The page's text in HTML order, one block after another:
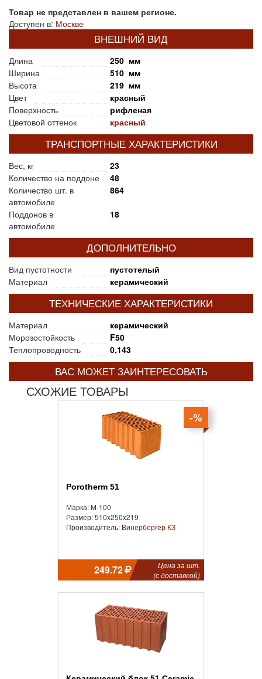
Товар не представлен в вашем регионе.
Доступен в: Москве
ВНЕШНИЙ ВИД
Длина
250 мм
Ширина
510 мм
Высота
219 мм
Цвет
красный
Поверхность
рифленая
Цветовой оттенок
красный
ТРАНСПОРТНЫЕ ХАРАКТЕРИСТИКИ
Вес, кг
23
Количество на поддоне
48
Количество шт. в
автомобиле
864
Поддонов в
автомобиле
18
ДОПОЛНИТЕЛЬНО
Вид пустотности
пустотелый
Материал
керамический
ТЕХНИЧЕСКИЕ ХАРАКТЕРИСТИКИ
Материал
керамический
Морозостойкость
F50
Теплопроводность
0,143
ВАС МОЖЕТ ЗАИНТЕРЕСОВАТЬ
СХОЖИЕ ТОВАРЫ
-%
Porotherm 51
Марка: М-100
Размер: 510x250x219
Производитель: Винербергер КЗ
249.72
Цена за шт.
(с доставкой)